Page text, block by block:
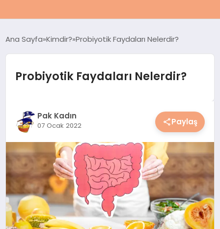
KADIN
SAĞLIK
SPOR & FITNESS
YAŞAM
YEMEK
KIMDIR?
Ana Sayfa Kimdir? Probiyotik Faydaları Nelerdir?
Probiyotik Faydaları Nelerdir?
Pak Kadın
07 Ocak 2022 Paylaş